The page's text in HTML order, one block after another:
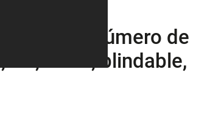
hembra, Número de
6,0 mm, blindable,